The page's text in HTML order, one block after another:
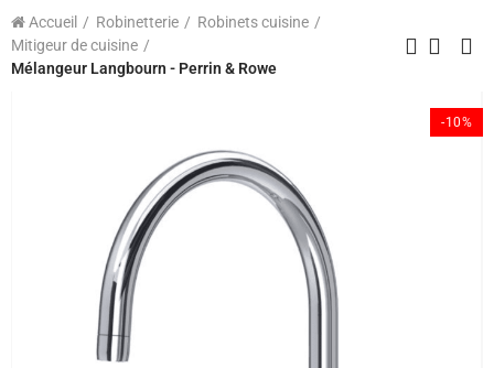
Accueil Robinetterie
Robinets cuisine
Mitigeur de cuisine
Mélangeur Langbourn - Perrin & Rowe
-10%